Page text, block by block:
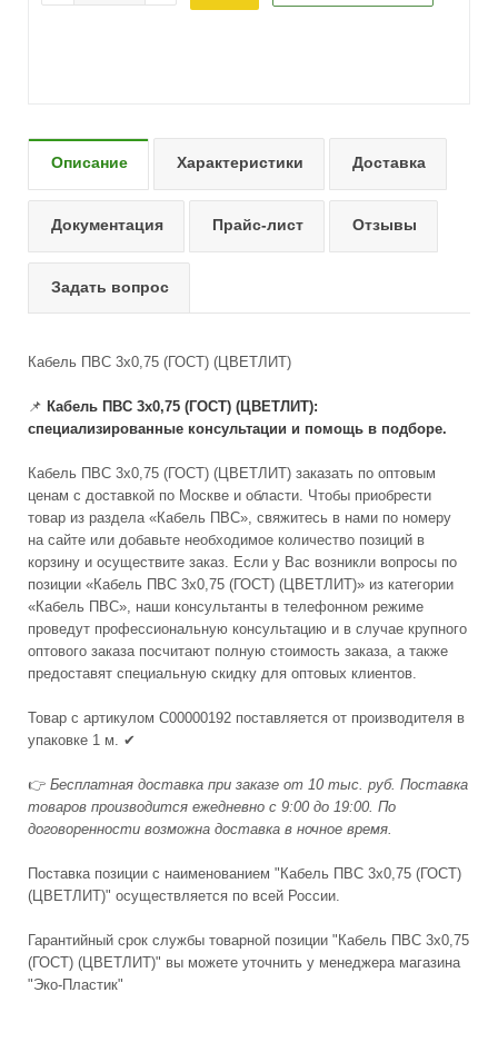
Описание Характеристики Доставка
Документация Прайс-лист Отзывы
Задать вопрос
Кабель ПВС 3х0,75 (ГОСТ) (ЦВЕТЛИТ)
📌 Кабель ПВС 3х0,75 (ГОСТ) (ЦВЕТЛИТ):
специализированные консультации и помощь в подборе.
Кабель ПВС 3х0,75 (ГОСТ) (ЦВЕТЛИТ) заказать по оптовым
ценам с доставкой по Москве и области. Чтобы приобрести
товар из раздела «Кабель ПВС», свяжитесь в нами по номеру
на сайте или добавьте необходимое количество позиций в
корзину и осуществите заказ. Если у Вас возникли вопросы по
позиции «Кабель ПВС 3х0,75 (ГОСТ) (ЦВЕТЛИТ)» из категории
«Кабель ПВС», наши консультанты в телефонном режиме
проведут профессиональную консультацию и в случае крупного
оптового заказа посчитают полную стоимость заказа, а также
предоставят специальную скидку для оптовых клиентов.
Товар с артикулом С00000192 поставляется от производителя в
упаковке 1 м. ✔
👉 Бесплатная доставка при заказе от 10 тыс. руб. Поставка
товаров производится ежедневно с 9:00 до 19:00. По
договоренности возможна доставка в ночное время.
Поставка позиции с наименованием "Кабель ПВС 3х0,75 (ГОСТ)
(ЦВЕТЛИТ)" осуществляется по всей России.
Гарантийный срок службы товарной позиции "Кабель ПВС 3х0,75
(ГОСТ) (ЦВЕТЛИТ)" вы можете уточнить у менеджера магазина
"Эко-Пластик"